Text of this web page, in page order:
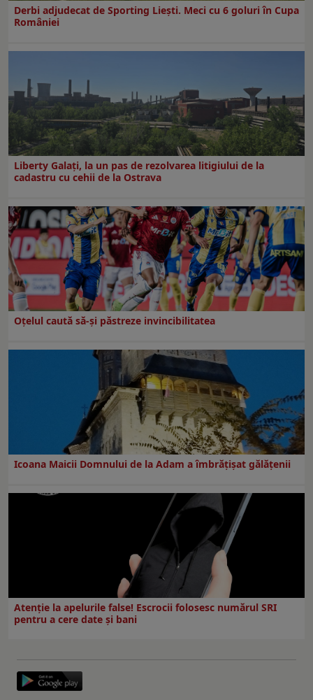
Derbi adjudecat de Sporting Liești. Meci cu 6 goluri în Cupa
României
Liberty Galați, la un pas de rezolvarea litigiului de la
cadastru cu cehii de la Ostrava
Oțelul caută să-și păstreze invincibilitatea
Icoana Maicii Domnului de la Adam a îmbrățișat gălățenii
Atenție la apelurile false! Escrocii folosesc numărul SRI
pentru a cere date și bani